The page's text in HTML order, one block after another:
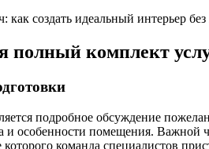
полный комплект
подробное обсуждение
особенности помещения. Важной
которого команда специалистов